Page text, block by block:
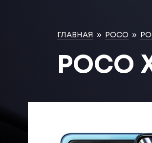
ГЛАВНАЯ » POCO »
POCO